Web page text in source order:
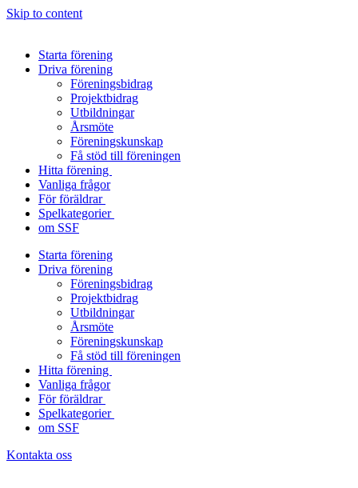
Skip to content
Starta förening
Driva förening
Föreningsbidrag
Projektbidrag
Utbildningar
Årsmöte
Föreningskunskap
Få stöd till föreningen
Hitta förening
Vanliga frågor
För föräldrar
Spelkategorier
om SSF
Starta förening
Driva förening
Föreningsbidrag
Projektbidrag
Utbildningar
Årsmöte
Föreningskunskap
Få stöd till föreningen
Hitta förening
Vanliga frågor
För föräldrar
Spelkategorier
om SSF
Kontakta oss